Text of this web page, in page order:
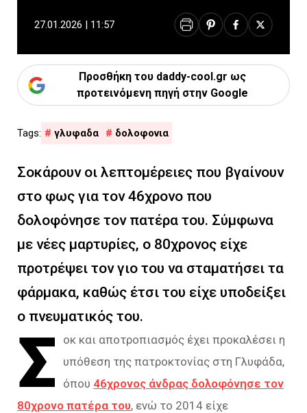
27.01.2026 | 11:57
Προσθήκη του daddy-cool.gr ως
προτεινόμενη πηγή στην Google
γλυφαδα δολοφονια
Σοκάρουν οι λεπτομέρειες που βγαίνουν
στο φως για τον 46χρονο που
δολοφόνησε τον πατέρα του. Σύμφωνα
με νέες μαρτυρίες, ο 80χρονος είχε
προτρέψει τον γιο του να σταματήσει τα
φάρμακα, καθώς έτσι του είχε υποδείξει
ο πνευματικός του.
Σ
οκ και αποτροπιασμός έχει προκαλέσει η
υπόθεση της πατροκτονίας στη Γλυφάδα,
όπου 46χρονος άνδρας δολοφόνησε τον
80χρονο πατέρα του, ενώ το 2014 είχε